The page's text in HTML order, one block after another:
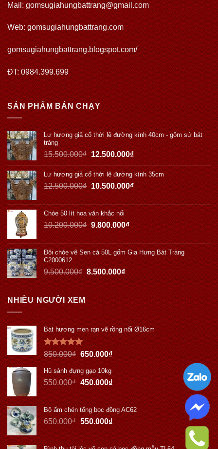
Mail: gomsugiahungbattrang@gmail.com
Web:gomsugiahungbattrang.com
gomsugiahungbattrang.blogspot.com/
ĐT: 0984.399.699
SẢN PHẨM BÁN CHẠY
Lư hương giả cổ thời lê đường kính 40cm - gốm sứ bát
tràng
15.500.000₫ 12.500.000₫
Lư hương giả cổ thời lê đường kính 35cm
12.500.000₫ 10.500.000₫
Chóe 50 lít hoa văn khắc nổi
10.200.000₫ 9.800.000₫
Đôi chóe vẽ Sen cá 50L gốm Gia Hưng Bát Tràng
C2000612
9.500.000₫ 8.500.000₫
NHIỀU NGƯỜI XEM
Bát hương men rạn vẽ rồng nổi Ø16cm
Được xếp
hạng5.00
5 sao
850.000₫ 650.000₫
Hũ sành đựng gạo 10kg
550.000₫ 450.000₫
Bộ ấm chén tống bọc đồng AC62
650.000₫ 550.000₫